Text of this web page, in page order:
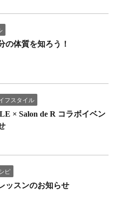
の体質を知ろう！
フスタイル
× Salon de R コラボイベン
ピ
ッスンのお知らせ